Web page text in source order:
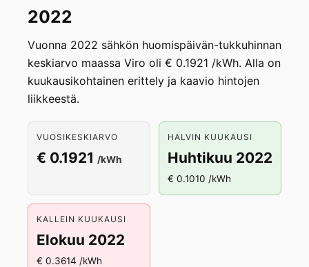
2022
Vuonna 2022 sähkön huomispäivän-tukkuhinnan
keskiarvo maassa Viro oli € 0.1921 /kWh. Alla on
kuukausikohtainen erittely ja kaavio hintojen
liikkeestä.
VUOSIKESKIARVO
€ 0.1921 /kWh
HALVIN KUUKAUSI
Huhtikuu 2022
€ 0.1010 /kWh
KALLEIN KUUKAUSI
Elokuu 2022
€ 0.3614 /kWh